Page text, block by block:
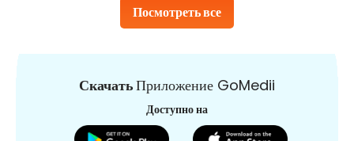
Посмотреть все
СкачатьПриложение GoMedii
Доступно на